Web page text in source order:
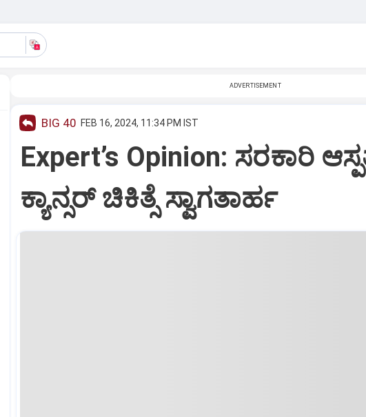
ADVERTISEMENT
BIG 40 FEB 16, 2024, 11:34 PM IST
Expert’s Opinion: ಸರಕಾರಿ
ಕ್ಯಾನ್ಸರ್‌ ಚಿಕಿತ್ಸೆ ಸ್ವಾಗತಾರ್ಹ